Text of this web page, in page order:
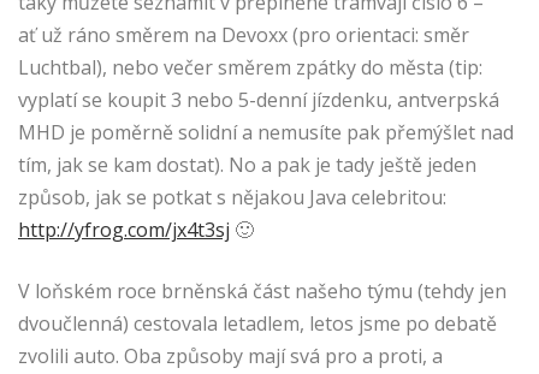
ať už ráno směrem na Devoxx (pro orientaci: směr
Luchtbal), nebo večer směrem zpátky do města (tip:
vyplatí se koupit 3 nebo 5-denní jízdenku, antverpská
MHD je poměrně solidní a nemusíte pak přemýšlet nad
tím, jak se kam dostat). No a pak je tady ještě jeden
způsob, jak se potkat s nějakou Java celebritou:
http://yfrog.com/jx4t3sj 🙂
V loňském roce brněnská část našeho týmu (tehdy jen
dvoučlenná) cestovala letadlem, letos jsme po debatě
zvolili auto. Oba způsoby mají svá pro a proti, a